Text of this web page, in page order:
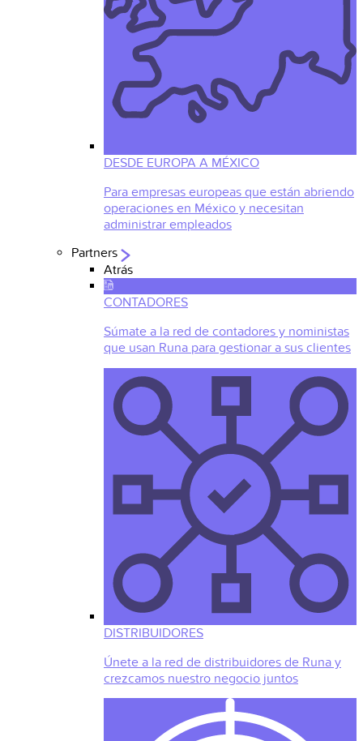
DESDE EUROPA A MÉXICO
Para empresas europeas que están abriendo
operaciones en México y necesitan
administrar empleados
Partners
Atrás
CONTADORES
Súmate a la red de contadores y noministas
que usan Runa para gestionar a sus clientes
DISTRIBUIDORES
Únete a la red de distribuidores de Runa y
crezcamos nuestro negocio juntos